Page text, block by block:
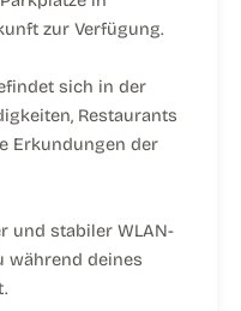
zur Verfügung.
sich in der
Restaurants
Erkundungen der
und stabiler WLAN-
während deines